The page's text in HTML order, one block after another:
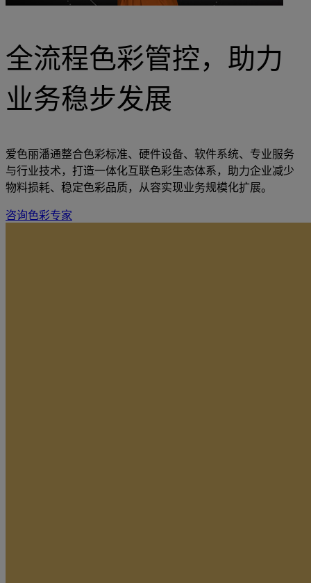
全流程色彩管控，助力
业务稳步发展
爱色丽潘通整合色彩标准、硬件设备、软件系统、专业服务
与行业技术，打造一体化互联色彩生态体系，助力企业减少
物料损耗、稳定色彩品质，从容实现业务规模化扩展。
咨询色彩专家